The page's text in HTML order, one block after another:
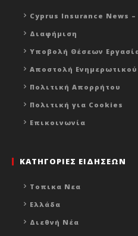
Cyprus Insurance News –
Διαφήμιση
Υποβολή Θέσεων
Αποστολή Ενημερωτικού
Πολιτική Απορρήτου
Πολιτική για Cookies
Επικοινωνία
ΚΑΤΗΓΟΡΙΕΣ ΕΙΔΗΣΕΩΝ
Τοπικα Νεα
Ελλάδα
Διεθνή Νέα